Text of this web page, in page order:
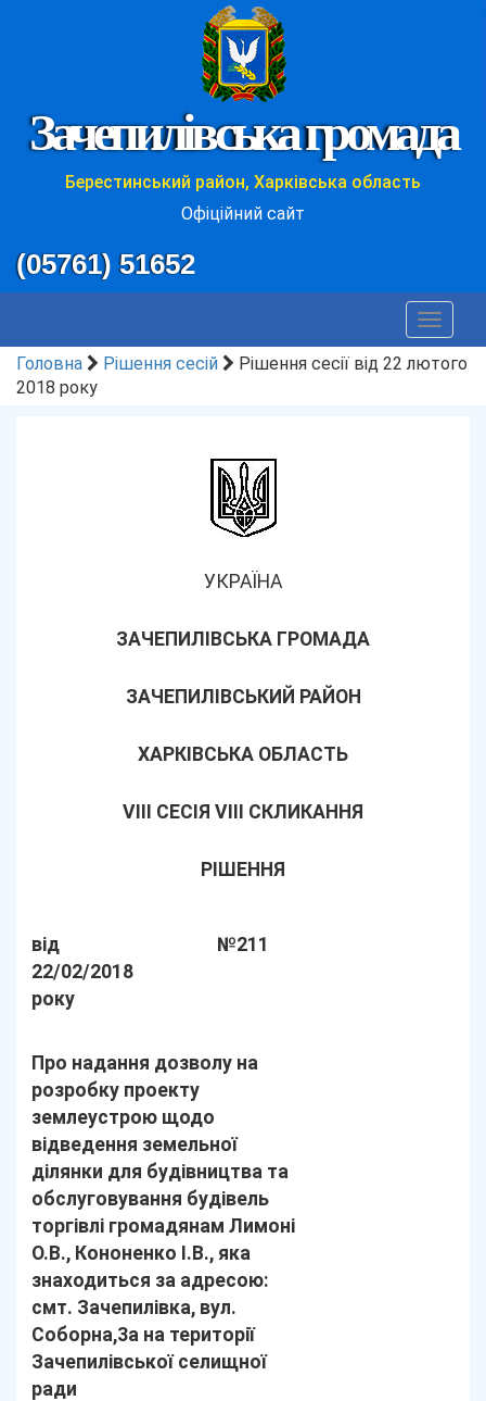
Зачепилівська громада
Берестинський район, Харківська область
Офіційний сайт
(05761) 51652
Toggle
Головна
Рішення сесій
Рішення сесії від 22 лютого
2018 року
УКРАЇНА
ЗАЧЕПИЛІВСЬКА ГРОМАДА
ЗАЧЕПИЛІВСЬКИЙ РАЙОН
ХАРКІВСЬКА ОБЛАСТЬ
VIII СЕСІЯ VІІI СКЛИКАННЯ
РІШЕННЯ
від
22/02/2018
року
№211
Про надання дозволу на
розробку проекту
землеустрою щодо
відведення земельної
ділянки для будівництва та
обслуговування будівель
торгівлі громадянам Лимоні
О.В., Кононенко І.В., яка
знаходиться за адресою:
смт. Зачепилівка, вул.
Соборна,3а на території
Зачепилівської селищної
ради